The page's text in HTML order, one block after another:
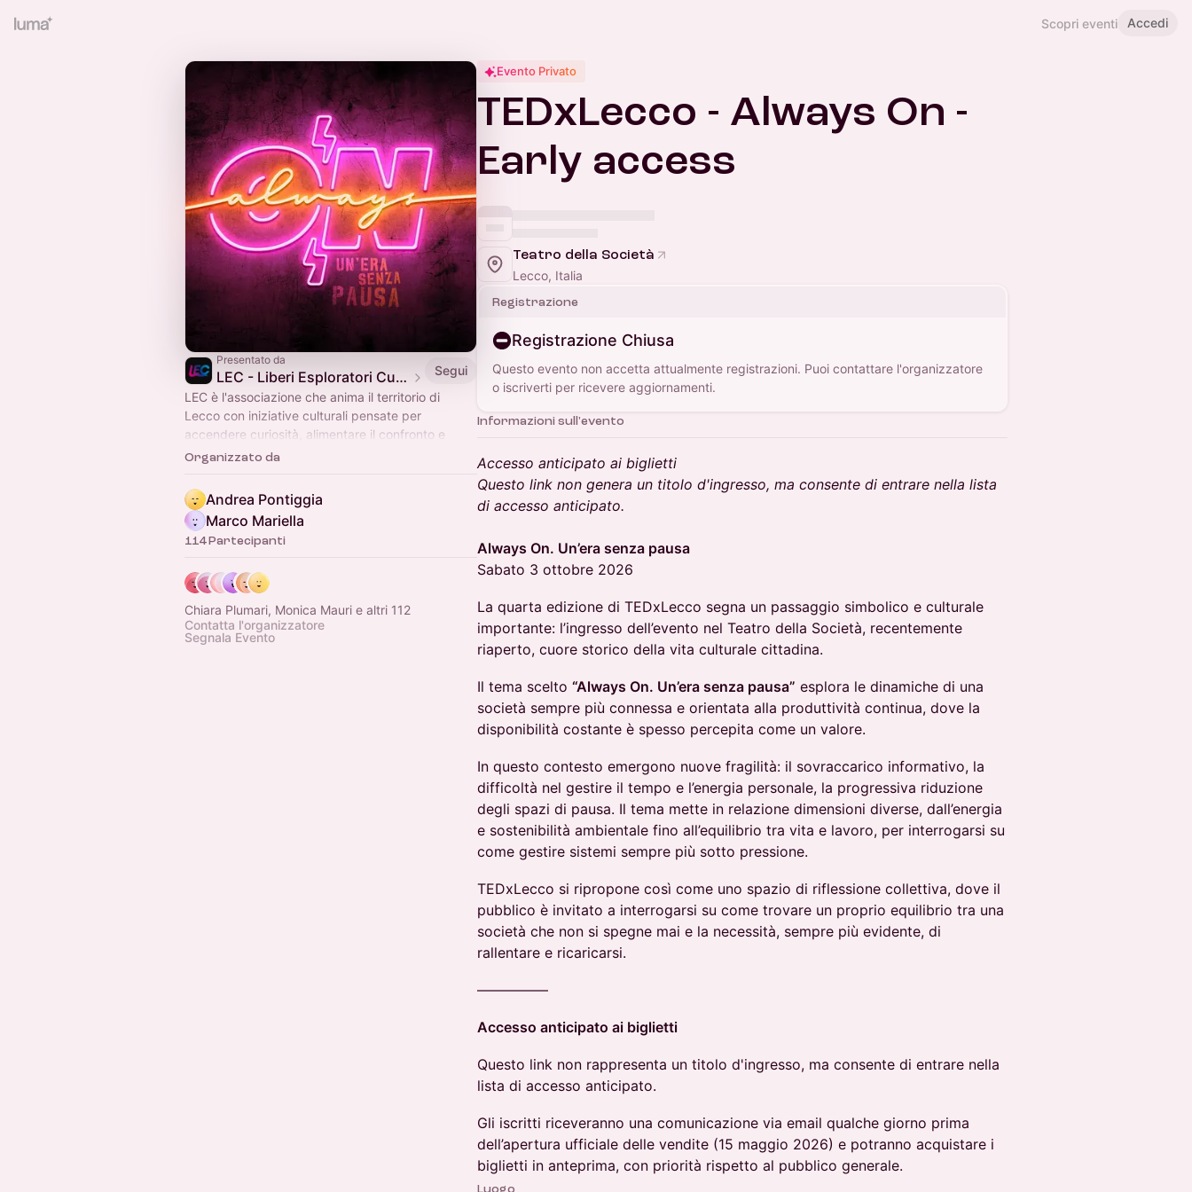
Scopri eventi Accedi
Presentato da
LEC - Liberi Esploratori Culturali
Segui
LEC è l'associazione che anima il territorio di
Lecco con iniziative culturali pensate per
accendere curiosità, alimentare il confronto e
favorire la partecipazione.
Organizzato da
Andrea Pontiggia
Marco Mariella
114 Partecipanti
Chiara Plumari, Monica Mauri e altri 112
Contatta l'organizzatore
Segnala Evento
Evento Privato
TEDxLecco - Always On -
Early access
Teatro della Società
Lecco, Italia
Registrazione
Registrazione Chiusa
Questo evento non accetta attualmente registrazioni. Puoi contattare l'organizzatore
o iscriverti per ricevere aggiornamenti.
Informazioni sull'evento
Accesso anticipato ai biglietti
Questo link non genera un titolo d'ingresso, ma consente di entrare nella lista
di accesso anticipato.
Always On. Un’era senza pausa
Sabato 3 ottobre 2026
La quarta edizione di TEDxLecco segna un passaggio simbolico e culturale
importante: l’ingresso dell’evento nel Teatro della Società, recentemente
riaperto, cuore storico della vita culturale cittadina.
Il tema scelto “Always On. Un’era senza pausa” esplora le dinamiche di una
società sempre più connessa e orientata alla produttività continua, dove la
disponibilità costante è spesso percepita come un valore.
In questo contesto emergono nuove fragilità: il sovraccarico informativo, la
difficoltà nel gestire il tempo e l’energia personale, la progressiva riduzione
degli spazi di pausa. Il tema mette in relazione dimensioni diverse, dall’energia
e sostenibilità ambientale fino all’equilibrio tra vita e lavoro, per interrogarsi su
come gestire sistemi sempre più sotto pressione.
TEDxLecco si ripropone così come uno spazio di riflessione collettiva, dove il
pubblico è invitato a interrogarsi su come trovare un proprio equilibrio tra una
società che non si spegne mai e la necessità, sempre più evidente, di
rallentare e ricaricarsi.
—————
Accesso anticipato ai biglietti
Questo link non rappresenta un titolo d'ingresso, ma consente di entrare nella
lista di accesso anticipato.
Gli iscritti riceveranno una comunicazione via email qualche giorno prima
dell’apertura ufficiale delle vendite (15 maggio 2026) e potranno acquistare i
biglietti in anteprima, con priorità rispetto al pubblico generale.
Luogo